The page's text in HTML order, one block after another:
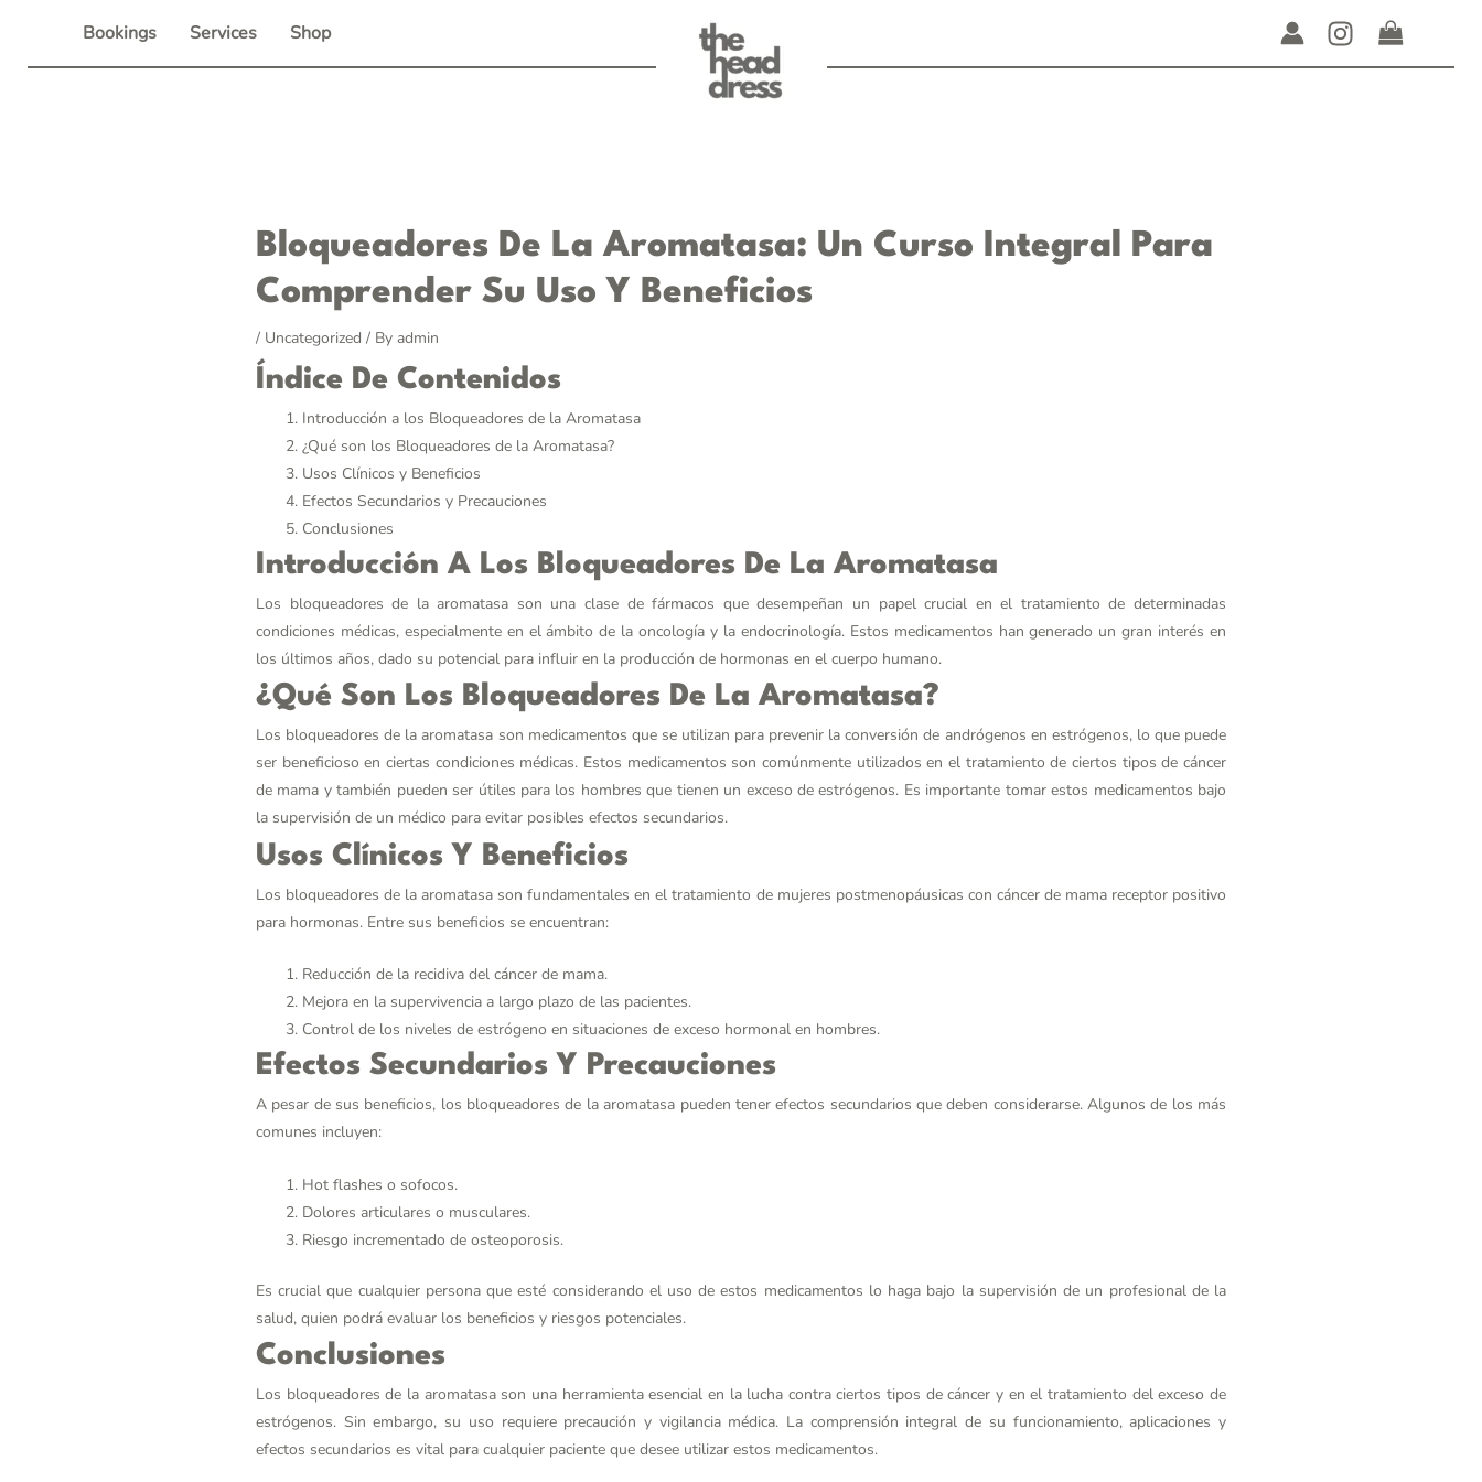
content
Bookings Services Shop
Bloqueadores De La Aromatasa: Un Curso Integral Para
Comprender Su Uso Y Beneficios
/ Uncategorized / By admin
Índice De Contenidos
Introducción a los Bloqueadores de la Aromatasa
¿Qué son los Bloqueadores de la Aromatasa?
Usos Clínicos y Beneficios
Efectos Secundarios y Precauciones
Conclusiones
Introducción A Los Bloqueadores De La Aromatasa
Los bloqueadores de la aromatasa son una clase de fármacos que desempeñan un papel crucial en el tratamiento de determinadas
condiciones médicas, especialmente en el ámbito de la oncología y la endocrinología. Estos medicamentos han generado un gran interés en
los últimos años, dado su potencial para influir en la producción de hormonas en el cuerpo humano.
¿Qué Son Los Bloqueadores De La Aromatasa?
Los bloqueadores de la aromatasa son medicamentos que se utilizan para prevenir la conversión de andrógenos en estrógenos, lo que puede
ser beneficioso en ciertas condiciones médicas. Estos medicamentos son comúnmente utilizados en el tratamiento de ciertos tipos de cáncer
de mama y también pueden ser útiles para los hombres que tienen un exceso de estrógenos. Es importante tomar estos medicamentos bajo
la supervisión de un médico para evitar posibles efectos secundarios.
Usos Clínicos Y Beneficios
Los bloqueadores de la aromatasa son fundamentales en el tratamiento de mujeres postmenopáusicas con cáncer de mama receptor positivo
para hormonas. Entre sus beneficios se encuentran:
Reducción de la recidiva del cáncer de mama.
Mejora en la supervivencia a largo plazo de las pacientes.
Control de los niveles de estrógeno en situaciones de exceso hormonal en hombres.
Efectos Secundarios Y Precauciones
A pesar de sus beneficios, los bloqueadores de la aromatasa pueden tener efectos secundarios que deben considerarse. Algunos de los más
comunes incluyen:
Hot flashes o sofocos.
Dolores articulares o musculares.
Riesgo incrementado de osteoporosis.
Es crucial que cualquier persona que esté considerando el uso de estos medicamentos lo haga bajo la supervisión de un profesional de la
salud, quien podrá evaluar los beneficios y riesgos potenciales.
Conclusiones
Los bloqueadores de la aromatasa son una herramienta esencial en la lucha contra ciertos tipos de cáncer y en el tratamiento del exceso de
estrógenos. Sin embargo, su uso requiere precaución y vigilancia médica. La comprensión integral de su funcionamiento, aplicaciones y
efectos secundarios es vital para cualquier paciente que desee utilizar estos medicamentos.
Post
navigation